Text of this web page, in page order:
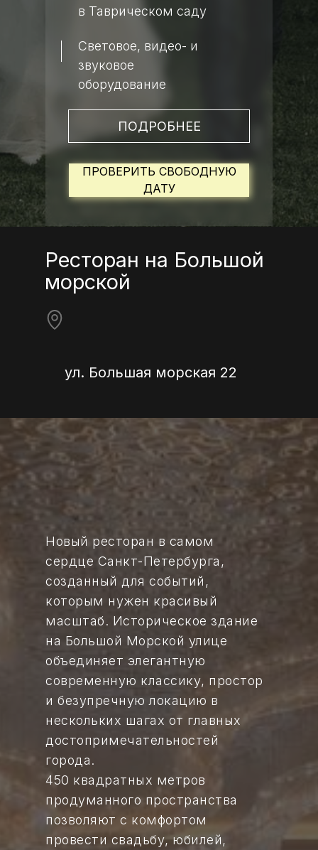
Световое, видео- и
звуковое
оборудование
ПРОВЕРИТЬ СВОБОДНУЮ
ДАТУ
в Таврическом саду
ПОДРОБНЕЕ
Ресторан на Большой
морской
Новый ресторан в самом
сердце Санкт-Петербурга,
созданный для событий,
которым нужен красивый
масштаб. Историческое здание
на Большой Морской улице
объединяет элегантную
современную классику, простор
и безупречную локацию в
нескольких шагах от главных
достопримечательностей
города.
450 квадратных метров
продуманного пространства
позволяют с комфортом
провести свадьбу, юбилей,
ул. Большая морская 22